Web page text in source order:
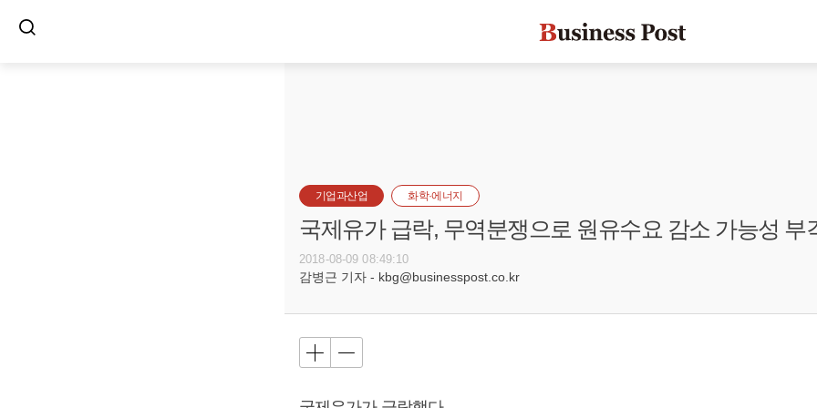
기업과산업 화학·에너지
국제유가 급락, 무역분쟁으로 원유수요 감소 가능성 부
2018-08-09 08:49:10
감병근 기자 - kbg@businesspost.co.kr